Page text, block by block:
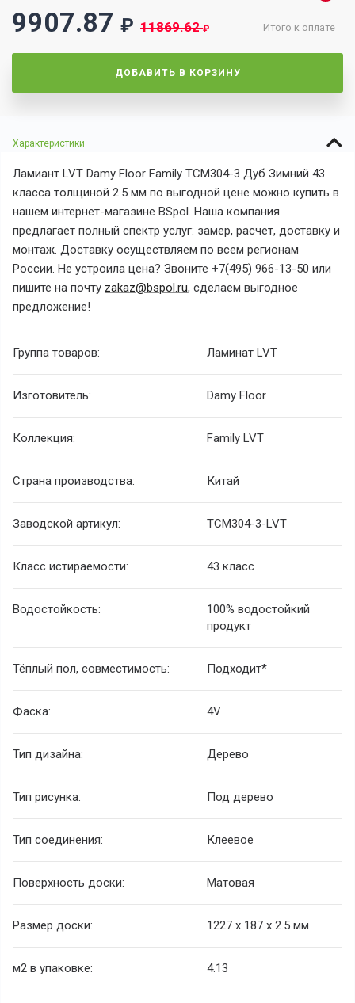
Итого к оплате
9907.87 ₽ 11869.62₽
ДОБАВИТЬ В КОРЗИНУ
Характеристики
Ламиант LVT Damy Floor Family TCM304-3 Дуб Зимний 43
класса толщиной 2.5 мм по выгодной цене можно купить в
нашем интернет-магазине BSpol. Наша компания
предлагает полный спектр услуг: замер, расчет, доставку и
монтаж. Доставку осуществляем по всем регионам
России. Не устроила цена? Звоните +7(495) 966-13-50 или
пишите на почту zakaz@bspol.ru, сделаем выгодное
предложение!
Группа товаров: Ламинат LVT
Изготовитель: Damy Floor
Коллекция: Family LVT
Страна производства: Китай
Заводской артикул: TCM304-3-LVT
Класс истираемости: 43 класс
Водостойкость:
100% водостойкий
продукт
Тёплый пол, совместимость: Подходит*
Фаска: 4V
Тип дизайна: Дерево
Тип рисунка: Под дерево
Тип соединения: Клеевое
Поверхность доски: Матовая
Размер доски: 1227 х 187 х 2.5 мм
м2 в упаковке: 4.13